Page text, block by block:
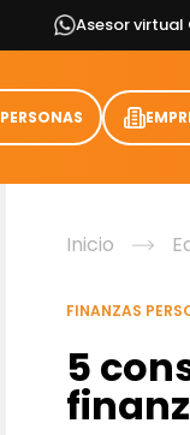
Asesor virtual
PERSONAS
Inicio
FINANZAS
5